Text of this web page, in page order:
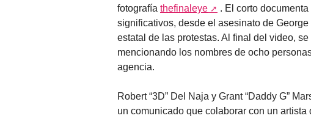
fotografía thefinaleye
. El corto
significativos, desde el asesinato de
estatal de las protestas. Al final del video,
mencionando los nombres de ocho
agencia.
Robert “3D” Del Naja y Grant “Daddy G”
un comunicado que colaborar con un